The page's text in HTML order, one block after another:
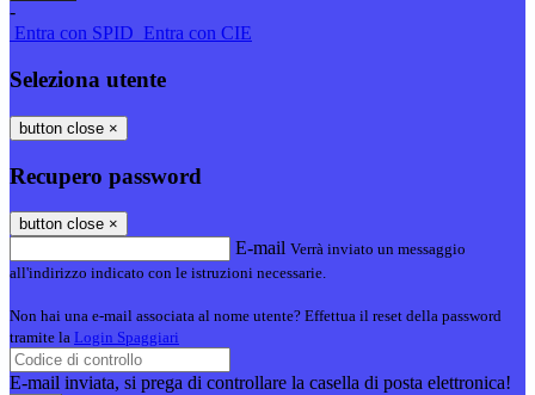
-
Entra con SPID Entra con CIE
Seleziona utente
button close ×
Recupero password
button close ×
E-mail Verrà inviato un messaggio
all'indirizzo indicato con le istruzioni necessarie.
Non hai una e-mail associata al nome utente? Effettua il reset della password
tramite la Login Spaggiari
E-mail inviata, si prega di controllare la casella di posta elettronica!